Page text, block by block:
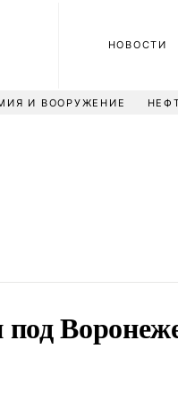
НОВОСТИ
И ВООРУЖЕНИЕ